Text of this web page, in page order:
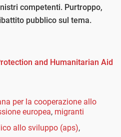
competenti. Purtroppo,
pubblico sul tema.
and Humanitarian Aid
per la cooperazione allo
europea, migranti
allo sviluppo (aps),